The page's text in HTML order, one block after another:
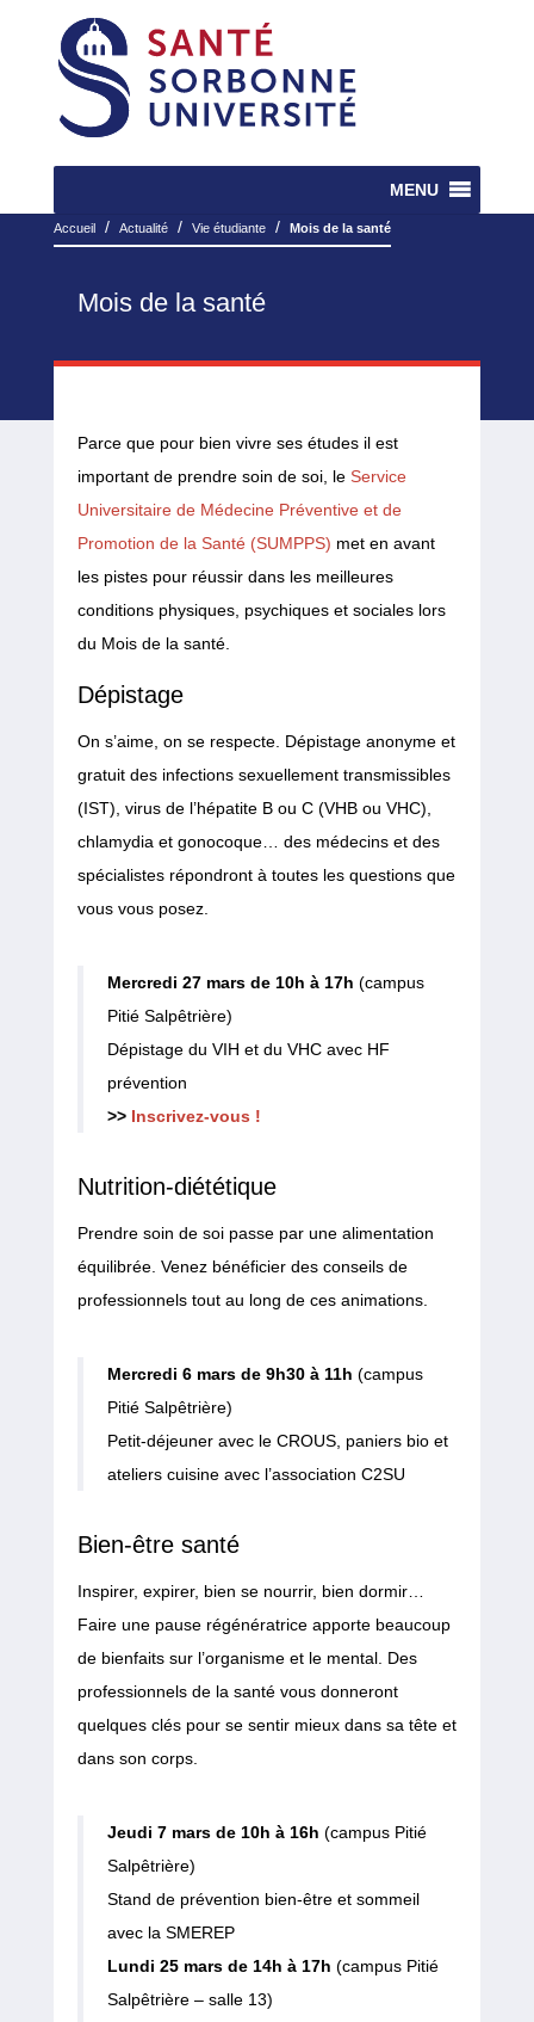
MENU
Accueil/ Actualité/ Vie étudiante/ Mois de la santé
Mois de la santé
Parce que pour bien vivre ses études il est
important de prendre soin de soi, le Service
Universitaire de Médecine Préventive et de
Promotion de la Santé (SUMPPS) met en avant
les pistes pour réussir dans les meilleures
conditions physiques, psychiques et sociales lors
du Mois de la santé.
Dépistage
On s’aime, on se respecte. Dépistage anonyme et
gratuit des infections sexuellement transmissibles
(IST), virus de l’hépatite B ou C (VHB ou VHC),
chlamydia et gonocoque… des médecins et des
spécialistes répondront à toutes les questions que
vous vous posez.
Mercredi 27 mars de 10h à 17h (campus
Pitié Salpêtrière)
Dépistage du VIH et du VHC avec HF
prévention
>> Inscrivez-vous !
Nutrition-diététique
Prendre soin de soi passe par une alimentation
équilibrée. Venez bénéficier des conseils de
professionnels tout au long de ces animations.
Mercredi 6 mars de 9h30 à 11h (campus
Pitié Salpêtrière)
Petit-déjeuner avec le CROUS, paniers bio et
ateliers cuisine avec l’association C2SU
Bien-être santé
Inspirer, expirer, bien se nourrir, bien dormir…
Faire une pause régénératrice apporte beaucoup
de bienfaits sur l’organisme et le mental. Des
professionnels de la santé vous donneront
quelques clés pour se sentir mieux dans sa tête et
dans son corps.
Jeudi 7 mars de 10h à 16h (campus Pitié
Salpêtrière)
Stand de prévention bien-être et sommeil
avec la SMEREP
Lundi 25 mars de 14h à 17h (campus Pitié
Salpêtrière – salle 13)